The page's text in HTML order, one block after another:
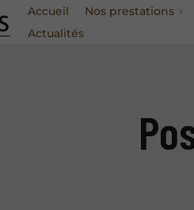
Accueil Nos prestations
Actualités